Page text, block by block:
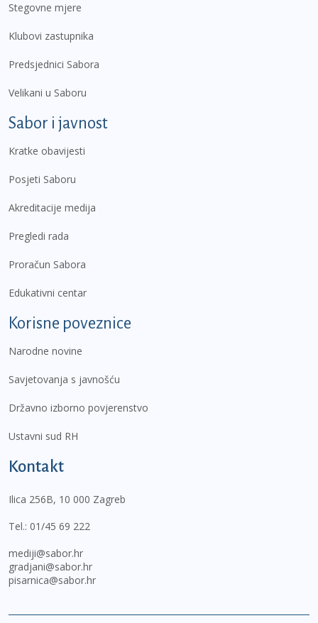
Stegovne mjere
Klubovi zastupnika
Predsjednici Sabora
Velikani u Saboru
Sabor i javnost
Kratke obavijesti
Posjeti Saboru
Akreditacije medija
Pregledi rada
Proračun Sabora
Edukativni centar
Korisne poveznice
Narodne novine
Savjetovanja s javnošću
Državno izborno povjerenstvo
Ustavni sud RH
Kontakt
Ilica 256B, 10 000 Zagreb
Tel.: 01/45 69 222
mediji@sabor.hr
gradjani@sabor.hr
pisarnica@sabor.hr